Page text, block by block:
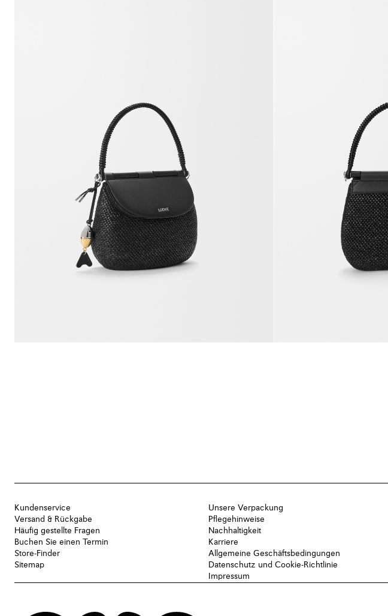
Kundenservice
Versand & Rückgabe
Häufig gestellte Fragen
Buchen Sie einen Termin
Store-Finder
Sitemap
Unsere Verpackung
Pflegehinweise
Nachhaltigkeit
Karriere
Allgemeine Geschäftsbedingungen
Datenschutz und Cookie-Richtlinie
Impressum